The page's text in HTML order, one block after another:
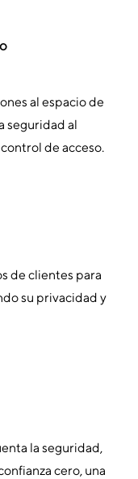
al espacio de
seguridad al
de acceso.
de clientes para
su privacidad y
la seguridad,
cero, una